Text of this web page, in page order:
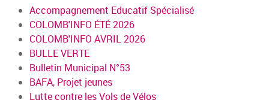
Accompagnement Educatif Spécialisé
COLOMB'INFO ÉTÉ 2026
COLOMB'INFO AVRIL 2026
BULLE VERTE
Bulletin Municipal N°53
BAFA, Projet jeunes
Lutte contre les Vols de Vélos